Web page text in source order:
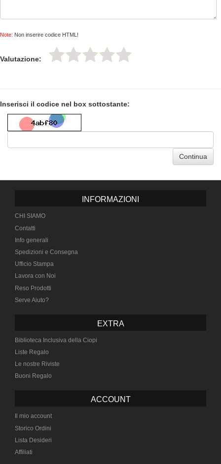
Note: Non inserire codice HTML!
Valutazione:
Inserisci il codice nel box sottostante:
Continua
INFORMAZIONI
CHI SIAMO
Contatti
Info generali
Spedizioni e Consegna
Ufficio Stampa
Lavora con Noi
Reso Prodotti
Serve Aiuto?
EXTRA
Biblioteca Inclusiva della Ciopi
Liste Regalo
Le nostre Riviste
Buoni Regalo
ACCOUNT
Il mio account
Storico Ordini
Lista Desideri
Affiliati